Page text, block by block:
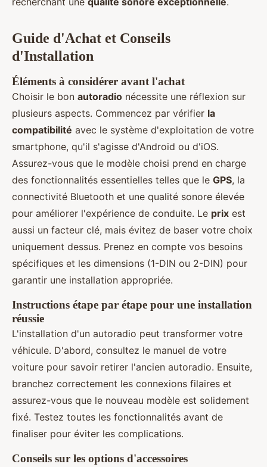
Guide d'Achat et Conseils
d'Installation
Éléments à considérer avant l'achat
Choisir le bon autoradio nécessite une réflexion sur
plusieurs aspects. Commencez par vérifier la
compatibilité avec le système d'exploitation de votre
smartphone, qu'il s'agisse d'Android ou d'iOS.
Assurez-vous que le modèle choisi prend en charge
des fonctionnalités essentielles telles que le GPS, la
connectivité Bluetooth et une qualité sonore élevée
pour améliorer l'expérience de conduite. Le prix est
aussi un facteur clé, mais évitez de baser votre choix
uniquement dessus. Prenez en compte vos besoins
spécifiques et les dimensions (1-DIN ou 2-DIN) pour
garantir une installation appropriée.
Instructions étape par étape pour une installation
réussie
L'installation d'un autoradio peut transformer votre
véhicule. D'abord, consultez le manuel de votre
voiture pour savoir retirer l'ancien autoradio. Ensuite,
branchez correctement les connexions filaires et
assurez-vous que le nouveau modèle est solidement
fixé. Testez toutes les fonctionnalités avant de
finaliser pour éviter les complications.
Conseils sur les options d'accessoires